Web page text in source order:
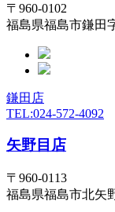
〒960-0102
福島県福島市鎌田
鎌田店
TEL:024-572-4092
矢野目店
〒960-0113
福島県福島市北矢